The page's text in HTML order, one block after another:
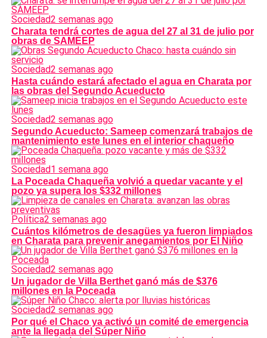
Sociedad2 semanas ago
Charata tendrá cortes de agua del 27 al 31 de julio por
obras de SAMEEP
Sociedad2 semanas ago
Hasta cuándo estará afectado el agua en Charata por
las obras del Segundo Acueducto
Sociedad2 semanas ago
Segundo Acueducto: Sameep comenzará trabajos de
mantenimiento este lunes en el interior chaqueño
Sociedad1 semana ago
La Poceada Chaqueña volvió a quedar vacante y el
pozo ya supera los $332 millones
Política2 semanas ago
Cuántos kilómetros de desagües ya fueron limpiados
en Charata para prevenir anegamientos por El Niño
Sociedad2 semanas ago
Un jugador de Villa Berthet ganó más de $376
millones en la Poceada
Sociedad2 semanas ago
Por qué el Chaco ya activó un comité de emergencia
ante la llegada del Súper Niño